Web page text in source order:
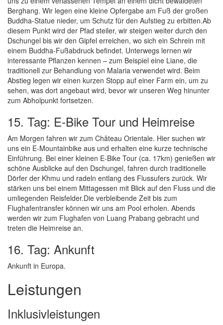
Berghang. Wir legen eine kleine Opfergabe am Fuß der großen
Buddha-Statue nieder, um Schutz für den Aufstieg zu erbitten.Ab
diesem Punkt wird der Pfad steiler, wir steigen weiter durch den
Dschungel bis wir den Gipfel erreichen, wo sich ein Schrein mit
einem Buddha-Fußabdruck befindet. Unterwegs lernen wir
interessante Pflanzen kennen – zum Beispiel eine Liane, die
traditionell zur Behandlung von Malaria verwendet wird. Beim
Abstieg legen wir einen kurzen Stopp auf einer Farm ein, um zu
sehen, was dort angebaut wird, bevor wir unseren Weg hinunter
zum Abholpunkt fortsetzen.
15. Tag: E-Bike Tour und Heimreise
Am Morgen fahren wir zum Château Orientale. Hier suchen wir
uns ein E-Mountainbike aus und erhalten eine kurze technische
Einführung. Bei einer kleinen E-Bike Tour (ca. 17km) genießen wir
schöne Ausblicke auf den Dschungel, fahren durch traditionelle
Dörfer der Khmu und radeln entlang des Flussufers zurück. Wir
stärken uns bei einem Mittagessen mit Blick auf den Fluss und die
umliegenden Reisfelder.Die verbleibende Zeit bis zum
Flughafentransfer können wir uns am Pool erholen. Abends
werden wir zum Flughafen von Luang Prabang gebracht und
treten die Heimreise an.
16. Tag: Ankunft
Ankunft in Europa.
Leistungen
Inklusivleistungen